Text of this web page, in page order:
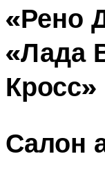
«Рено
«Лада
Кросс»
Салон